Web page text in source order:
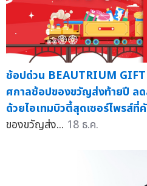
ช้อปด่วน BEAUTRIUM
ศกาลช้อปของขวัญส่งท้ายปี ล
ด้วยไอเทมบิวตี้สุดเซอร์ไพรส์ที่
ของขวัญส่ง... 18 ธ.ค.